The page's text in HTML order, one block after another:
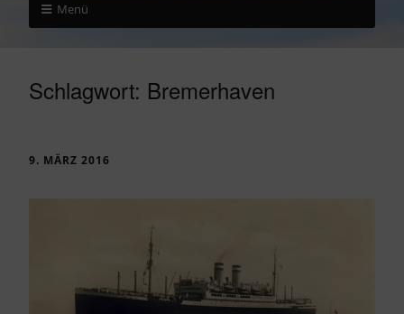
Menü
Schlagwort: Bremerhaven
9. MÄRZ 2016